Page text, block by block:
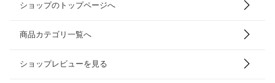
ショップのトップページへ
商品カテゴリ一覧へ
ショップレビューを見る